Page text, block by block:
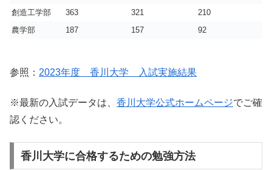
創造工学部
363 321 210
農学部
187 157 92
参照： 2023年度 香川大学 入試実施結果
※最新の入試データは、 香川大学公式ホームページでご確
認ください。
香川大学に合格するための勉強方法